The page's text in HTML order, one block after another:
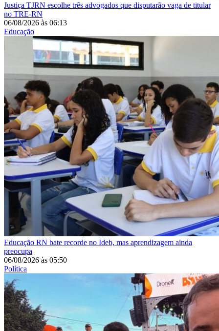
Justiça TJRN escolhe três advogados que disputarão vaga de titular
no TRE-RN
06/08/2026 às 06:13
Educação
Educação RN bate recorde no Ideb, mas aprendizagem ainda
preocupa
06/08/2026 às 05:50
Política